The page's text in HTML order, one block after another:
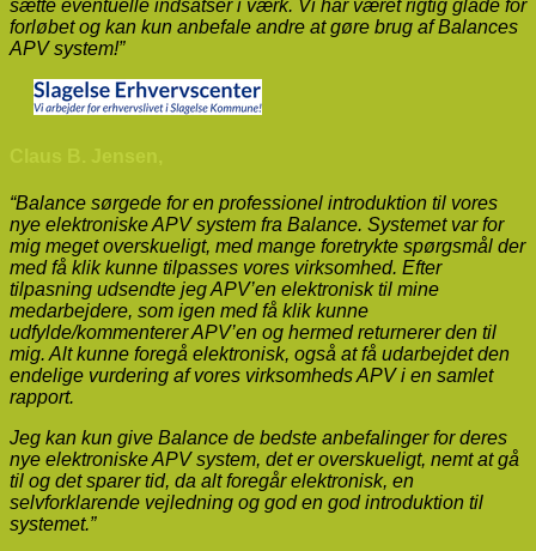
sætte eventuelle indsatser i værk. Vi har været rigtig glade for
forløbet og kan kun anbefale andre at gøre brug af Balances
APV system!”
“Balance sørgede for en professionel introduktion til vores
nye elektroniske APV system fra Balance. Systemet var for
mig meget overskueligt, med mange foretrykte spørgsmål der
med få klik kunne tilpasses vores virksomhed. Efter
tilpasning udsendte jeg APV’en elektronisk til mine
medarbejdere, som igen med få klik kunne
udfylde/kommenterer APV’en og hermed returnerer den til
mig. Alt kunne foregå elektronisk, også at få udarbejdet den
endelige vurdering af vores virksomheds APV i en samlet
rapport.
Jeg kan kun give Balance de bedste anbefalinger for deres
nye elektroniske APV system, det er overskueligt, nemt at gå
til og det sparer tid, da alt foregår elektronisk, en
selvforklarende vejledning og god en god introduktion til
systemet.”